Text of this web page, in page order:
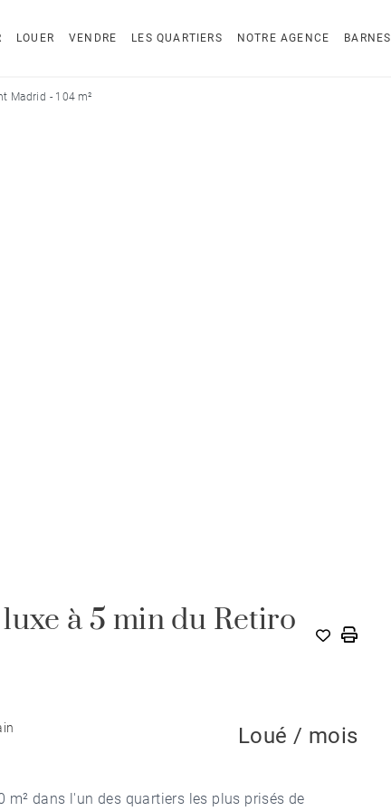
LOUER VENDRE LES QUARTIERS NOTRE AGENCE BARNES
Madrid - 104 m²
à 5 min du Retiro
Loué / mois
m² dans l'un des quartiers les plus prisés de